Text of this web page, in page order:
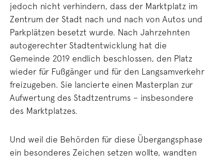
jedoch nicht verhindern, dass der Marktplatz im
Zentrum der Stadt nach und nach von Autos und
Parkplätzen besetzt wurde. Nach Jahrzehnten
autogerechter Stadtentwicklung hat die
Gemeinde 2019 endlich beschlossen, den Platz
wieder für Fußgänger und für den Langsamverkehr
freizugeben. Sie lancierte einen Masterplan zur
Aufwertung des Stadtzentrums – insbesondere
des Marktplatzes.
Und weil die Behörden für diese Übergangsphase
ein besonderes Zeichen setzen wollte, wandten